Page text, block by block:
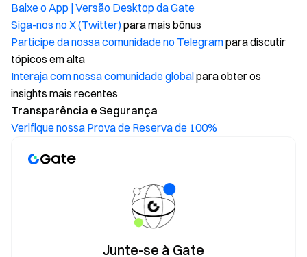
Baixe o App | Versão Desktop da Gate
Siga-nos no X (Twitter)para mais bônus
Participe da nossa comunidade no Telegrampara discutir
tópicos em alta
Interaja com nossa comunidade globalpara obter os
insights mais recentes
Transparência e Segurança
Verifique nossa Prova de Reserva de 100%
Junte-se à Gate